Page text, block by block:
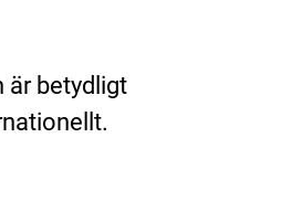
är betydligt